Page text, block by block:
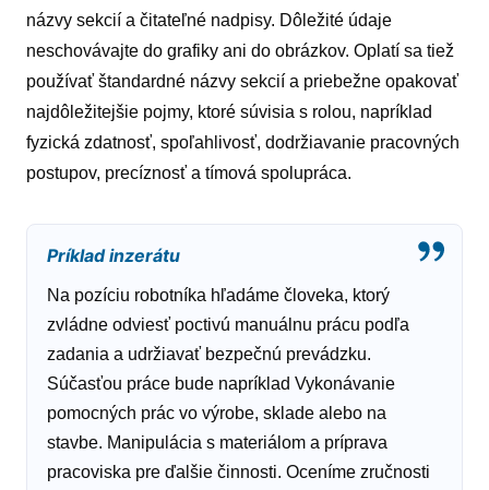
názvy sekcií a čitateľné nadpisy. Dôležité údaje
neschovávajte do grafiky ani do obrázkov. Oplatí sa tiež
používať štandardné názvy sekcií a priebežne opakovať
najdôležitejšie pojmy, ktoré súvisia s rolou, napríklad
fyzická zdatnosť, spoľahlivosť, dodržiavanie pracovných
postupov, precíznosť a tímová spolupráca.
Príklad inzerátu
Na pozíciu robotníka hľadáme človeka, ktorý
zvládne odviesť poctivú manuálnu prácu podľa
zadania a udržiavať bezpečnú prevádzku.
Súčasťou práce bude napríklad Vykonávanie
pomocných prác vo výrobe, sklade alebo na
stavbe. Manipulácia s materiálom a príprava
pracoviska pre ďalšie činnosti. Oceníme zručnosti